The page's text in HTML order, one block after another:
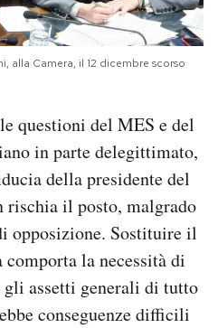
alla Camera, il 12 dicembre scorso
questioni del MES e del
in parte delegittimato,
della presidente del
rischia il posto, malgrado
opposizione. Sostituire il
la necessità di
assetti generali di tutto
conseguenze difficili